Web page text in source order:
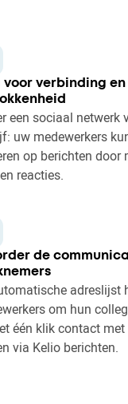
voor verbinding
een sociaal netwerk
uw medewerkers
op berichten door
reacties.
de
adreslijst
om hun
één klik contact met
via Kelio berichten.